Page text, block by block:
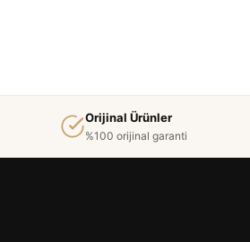
Orijinal Ürünler
%100 orijinal garanti